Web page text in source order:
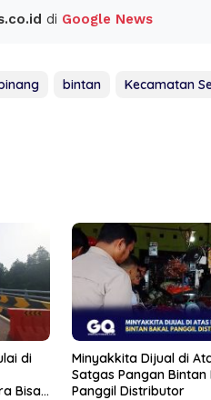
di Google News
bintan Kecamatan
di
Bisa
Minyakkita Dijual di
Satgas Pangan Bintan
Panggil Distributor